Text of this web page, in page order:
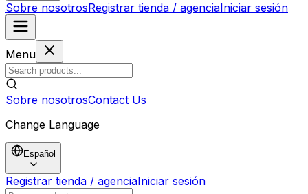
Sobre nosotrosRegistrar tienda / agenciaIniciar sesión
Menu
Sobre nosotrosContact Us
Change Language
Español
Registrar tienda / agenciaIniciar sesión